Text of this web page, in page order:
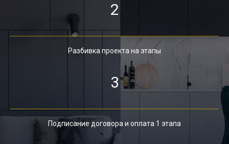
2
Разбивка проекта на этапы
3
Подписание договора и оплата 1 этапа